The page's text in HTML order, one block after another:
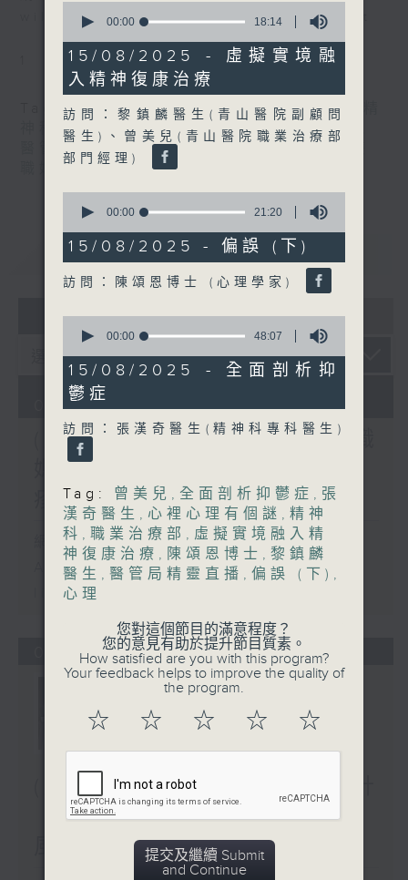
will be available after live webcast
Tag: 潘佩璆醫生,皮膚及性病科 ,精神科
神科醫學院系列 ,結節性癢疹,鄭學輝醫生
醫管局精靈直播,長者情緒健康
職媽媽的母乳歷程
重溫 CATCHUP
07 - 08 2026
07/08/2026
(主持：方健儀、潘蔚林) 雙職
媽媽的母乳歷程 / 結節性癢
疹 / 長者情緒健康
網上直播完畢稍後提供節目重溫。
Archive will be available after
live webcast
06/08/2026
(主持：虞逸峯、廖杏茵) 設計
「耀」潛能 / 糖尿眼與眼中
seconds
18
minutes,
14
seconds
00:00 18:14
15/08/2025 - 虛擬實境融
入精神復康治療
訪問：黎鎮麟醫生(青山醫院副顧問
醫生)、曾美兒(青山醫院職業治療部
部門經理)
seconds
21
minutes,
seconds
00:00 21:20
15/08/2025 - 偏誤 (下)
訪問：陳頌恩博士 (心理學家)
seconds
48
minutes,
7
seconds
00:00 48:07
15/08/2025 - 全面剖析抑
鬱症
訪問：張漢奇醫生(精神科專科醫生)
Tag: 曾美兒 , 全面剖析抑鬱症 , 張
漢奇醫生 , 心裡心理有個謎 , 精神
科 , 職業治療部 , 虛擬實境融入精
神復康治療 , 陳頌恩博士 , 黎鎮麟
醫生 , 醫管局精靈直播 , 偏誤 (下) ,
心理
您對這個節目的滿意程度？
您的意見有助於提升節目質素。
How satisfied are you with this program?
Your feedback helps to improve the quality of
the program.
☆ ☆ ☆ ☆ ☆
提交及繼續 Submit
and Continue